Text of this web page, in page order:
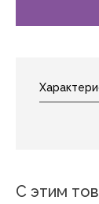
С этим